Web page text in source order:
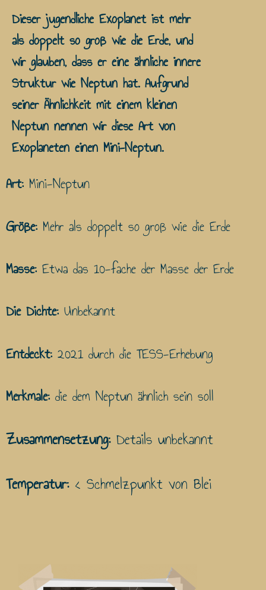
Dieser jugendliche Exoplanet ist mehr
als doppelt so groß wie die Erde, und
wir glauben, dass er eine ähnliche innere
Struktur wie Neptun hat. Aufgrund
seiner Ähnlichkeit mit einem kleinen
Neptun nennen wir diese Art von
Exoplaneten einen Mini-Neptun.
Art: Mini-Neptun
Größe: Mehr als doppelt so groß wie die Erde
Masse: Etwa das 10-fache der Masse der Erde
Die Dichte: Unbekannt
Entdeckt: 2021 durch die TESS-Erhebung
Merkmale: die dem Neptun ähnlich sein soll
Zusammensetzung: Details unbekannt
Temperatur: < Schmelzpunkt von Blei